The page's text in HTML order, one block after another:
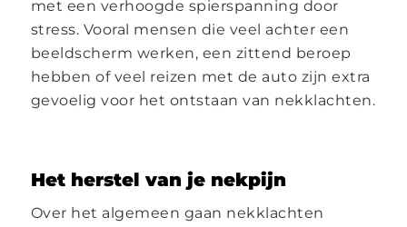
met een verhoogde spierspanning door
stress. Vooral mensen die veel achter een
beeldscherm werken, een zittend beroep
hebben of veel reizen met de auto zijn extra
gevoelig voor het ontstaan van nekklachten.
Het herstel van je nekpijn
Over het algemeen gaan nekklachten